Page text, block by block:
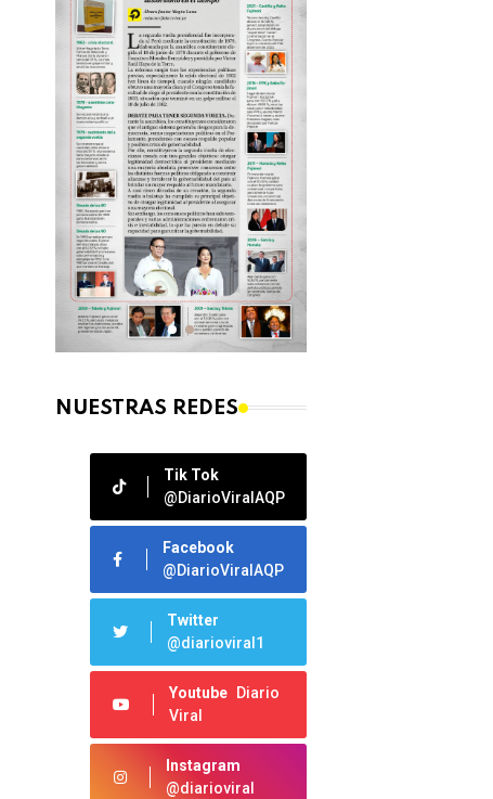
NUESTRAS REDES
Tik Tok
@DiarioViralAQP
Facebook
@DiarioViralAQP
Twitter
@diarioviral1
Youtube
Diario
Viral
Instagram
@diarioviral